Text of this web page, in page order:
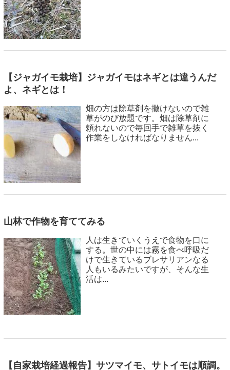
【ジャガイモ栽培】ジャガイモはネギとは違うんだ
よ、ネギとは！
畑の方は除草剤を撒けないので雑
草がのび放題です。畑は除草剤に
頼れないので毎回手で雑草を抜く
作業をしなければなりません...
山林で作物を育ててみる
人は生きていくうえで食物を口に
する。世の中には霧を食べ呼吸だ
けで生きているブレサリアンなる
人もいるみたいですが、そんな生
活は...
【自家栽培経過報告】サツマイモ、サトイモは順調。